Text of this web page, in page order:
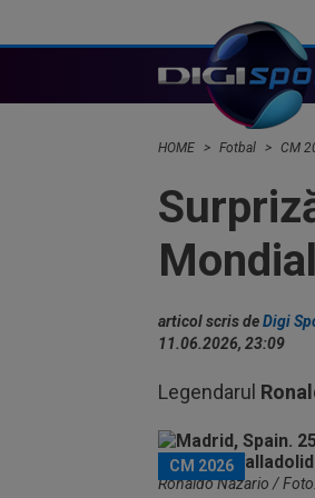
HOME Fotbal CM
articol scris deDigi
11.06.2026, 23:09
Legendarul
CM 2026
Ronaldo Nazario /